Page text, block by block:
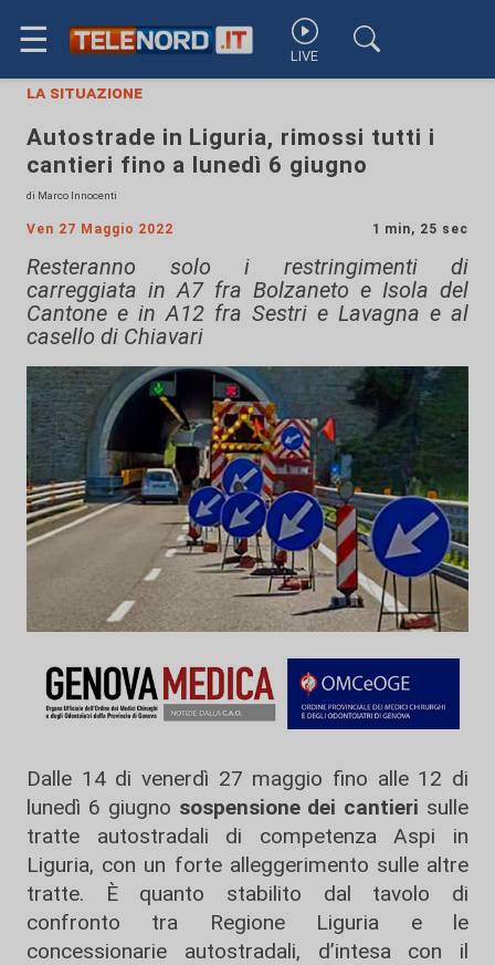
☰ LIVE
la situazione
Autostrade in Liguria, rimossi tutti i
cantieri fino a lunedì 6 giugno
di Marco Innocenti
Ven 27 Maggio 2022 1 min, 25 sec
Resteranno solo i restringimenti di
carreggiata in A7 fra Bolzaneto e Isola del
Cantone e in A12 fra Sestri e Lavagna e al
casello di Chiavari
Dalle 14 di venerdì 27 maggio fino alle 12 di
lunedì 6 giugno sospensione dei cantieri sulle
tratte autostradali di competenza Aspi in
Liguria, con un forte alleggerimento sulle altre
tratte. È quanto stabilito dal tavolo di
confronto tra Regione Liguria e le
concessionarie autostradali, d’intesa con il